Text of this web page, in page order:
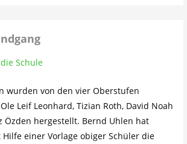
Schule
wurden von den vier Oberstufen
Leif Leonhard, Tizian Roth, David Noah
Özden hergestellt. Bernd Uhlen hat
einer Vorlage obiger Schüler die